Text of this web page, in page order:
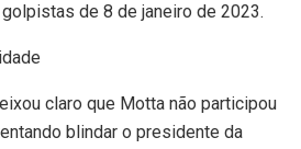
de 8 de janeiro de 2023.
claro que Motta não participou
blindar o presidente da